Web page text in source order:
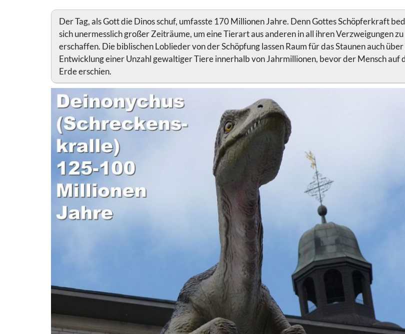
Der Tag, als Gott die Dinos schuf, umfasste 170 Millionen Jahre. Denn Gottes Schöpferkraft
sich unermesslich großer Zeiträume, um eine Tierart aus anderen in all ihren Verzweigungen zu
erschaffen. Die biblischen Loblieder von der Schöpfung lassen Raum für das Staunen auch
Entwicklung einer Unzahl gewaltiger Tiere innerhalb von Jahrmillionen, bevor der Mensch auf
Erde erschien.